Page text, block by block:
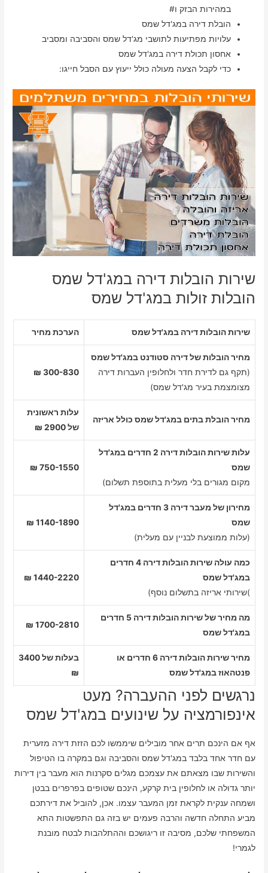
במהירות הבזק ו#
הובלת דירה במג'דל שמס
עלויות מפתיעות לתושבי מג'דל שמס והסביבה ומסביב
אחסון תכולת דירה במג'דל שמס
כדי לקבל הצעה מעולה כולל ייעוץ עם הסבל חייגו:
שירות הובלות דירה במג'דל שמס
הובלות זולות במג'דל שמס
שירות הובלות דירה במג'דל שמס הערכת מחיר
מחיר הובלות של דירה סטודנט במג'דל שמס
(תקף גם לדירת חדר ולחלופין העברות דירה
מצומצמת בעיר מג'דל שמס)
300-830 ₪
מחיר הובלת בתים במג'דל שמס כולל אריזה
עלות ראשונית
של 2900 ₪
עלות שירות הובלות דירה 2 חדרים במג'דל
שמס
מקום מגורים בלי מעלית בתוספת תשלום)
750-1550 ₪
מחירון של מעבר דירה 3 חדרים במג'דל
שמס
(עלות ממוצעת לבניין עם מעלית)
1140-1890 ₪
כמה עולה שירות הובלות דירה 4 חדרים
במג'דל שמס
)שירותי אריזה בתשלום נוסף)
1440-2220 ₪
מה מחיר של שירות הובלות דירה 5 חדרים
במג'דל שמס
1700-2810 ₪
מחיר שירות הובלות דירה 6 חדרים או
פנטהאוז במג'דל שמס
בעלות של 3400
₪
נרגשים לפני ההעברה? מעט
אינפורמציה על שינועים במג'דל שמס
אף אם הינכם תרים אחר מובילים שיממשו לכם הזזת דירה מזערית
עם חדר אחד בלבד במג'דל שמס והסביבה וגם במקרה בו הטיפול
והשירות שבו מצאתם את עצמכם מגלים סקרנות הוא מעבר בין דירות
יותר גדולה או לחלופין בית קרקע, הינכם שטופים בפרפרים בבטן
ושמחה ענקית לקראת זמן המעבר עצמו. אכן, להוביל את דירתכם
מביע התחלה חדשה והרבה פעמים יש בזה גם התפשטות התא
המשפחתי שלכם, מסיבה זו ריגושכם וההתלהבות לבטח מובנת
לגמרי!